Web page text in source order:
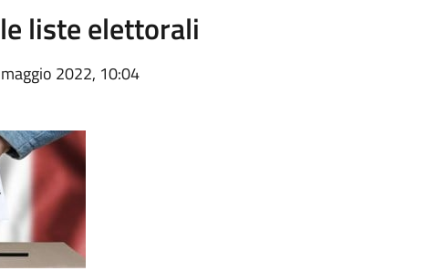
liste elettorali
2022, 10:04